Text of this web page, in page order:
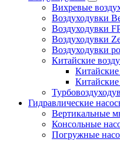
Вихревые
Воздуходувки
Воздуходувки
Воздуходувки
Воздуходувки
Китайские
Гидравлические
Вертикальные
Консольные
Погружные